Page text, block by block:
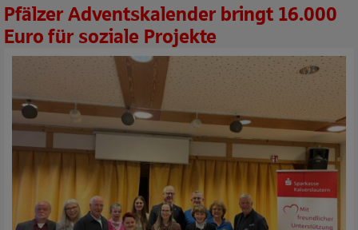
Pfälzer Adventskalender bringt 16.000
Euro für soziale Projekte